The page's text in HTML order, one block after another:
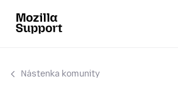
Nástenka komunity